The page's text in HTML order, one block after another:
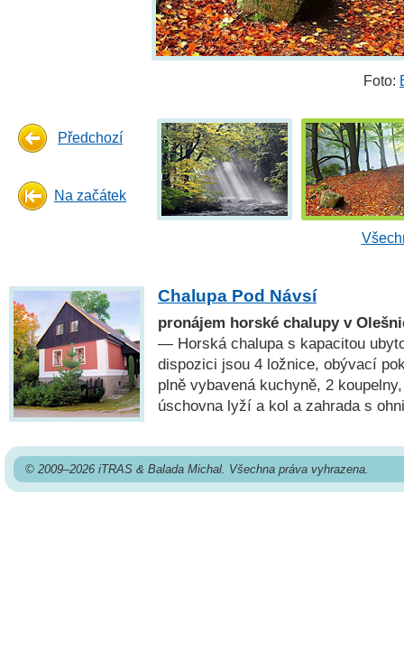
Foto:
Předchozí
Na začátek
Chalupa Pod Návsí
pronájem horské chalupy v
— Horská chalupa s kapacitou
dispozici jsou 4 ložnice, obývací
plně vybavená kuchyně, 2
úschovna lyží a kol a zahrada s
© 2009–2026 iTRAS & Balada Michal. Všechna práva vyhrazena.